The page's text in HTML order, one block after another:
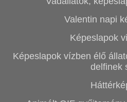
Valentin napi
Képeslapok
Képeslapok vízben élő
delfinek